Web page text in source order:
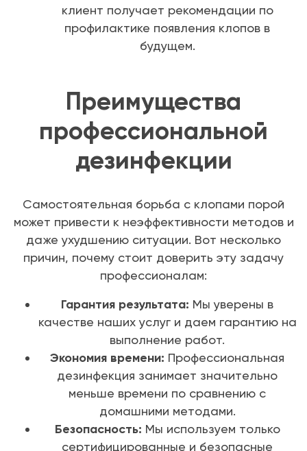
клиент получает рекомендации по
профилактике появления клопов в
будущем.
Преимущества
профессиональной
дезинфекции
Самостоятельная борьба с клопами порой
может привести к неэффективности методов и
даже ухудшению ситуации. Вот несколько
причин, почему стоит доверить эту задачу
профессионалам:
Гарантия результата: Мы уверены в
качестве наших услуг и даем гарантию на
выполнение работ.
Экономия времени: Профессиональная
дезинфекция занимает значительно
меньше времени по сравнению с
домашними методами.
Безопасность: Мы используем только
сертифицированные и безопасные